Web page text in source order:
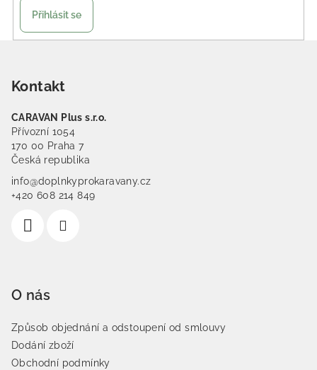
Přihlásit se
Kontakt
CARAVAN Plus s.r.o.
Přívozní 1054
170 00 Praha 7
Česká republika
info@doplnkyprokaravany.cz
+420 608 214 849
O nás
Způsob objednání a odstoupení od smlouvy
Dodání zboží
Obchodní podmínky